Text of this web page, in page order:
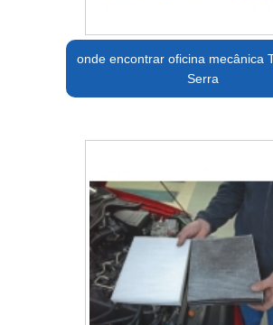
onde encontrar oficina mecânica
Serra